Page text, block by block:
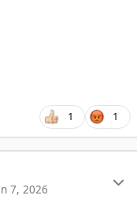
1 1
7, 2026